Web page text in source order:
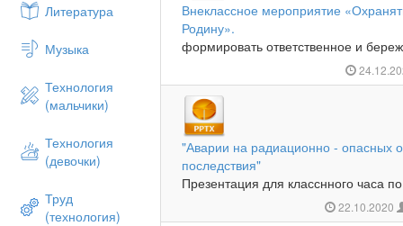
Литература
Музыка
Технология
(мальчики)
Технология
(девочки)
Труд
(технология)
Внеклассное мероприятие
Родину».
формировать ответственное и
"Аварии на радиационно - опасных
последствия"
Презентация для класснного часа
22.10.2020